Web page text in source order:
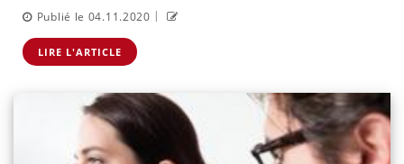
Publié le 04.11.2020 |
LIRE L'ARTICLE